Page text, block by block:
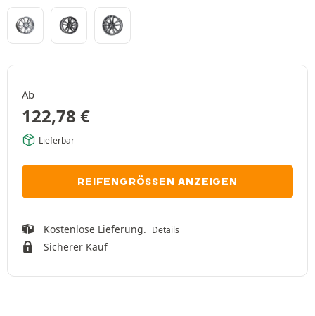
Ab
122,78 €
Lieferbar
REIFENGRÖSSEN ANZEIGEN
Kostenlose Lieferung. Details
Sicherer Kauf